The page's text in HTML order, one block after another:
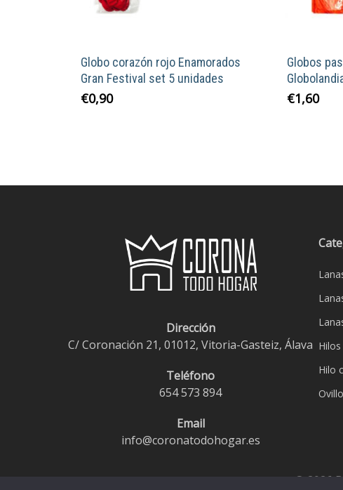
Globo corazón rojo Enamorados
Gran Festival set 5 unidades
€0,90
Globos
€1,60
Dirección
C/ Coronación 21, 01012, Vitoria-Gasteiz, Álava
Teléfono
654 573 894
Email
info@coronatodohogar.es
Hilos
Hilo
© 2026